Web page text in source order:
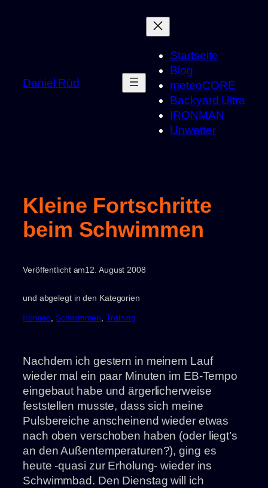
Daniel Rüd
Startseite
Blog
meteoCORE
Backyard Ultra
IRONMAN
Unwetter
Kleine Fortschritte
beim Schwimmen
Veröffentlicht am12. August 2008
und abgelegt in den Kategorien
Ironseo , Schwimmen , Training
Nachdem ich gestern in meinem Lauf
wieder mal ein paar Minuten im EB-Tempo
eingebaut habe und ärgerlicherweise
feststellen musste, dass sich meine
Pulsbereiche anscheinend wieder etwas
nach oben verschoben haben (oder liegt’s
an den Außentemperaturen?), ging es
heute -quasi zur Erholung- wieder ins
Schwimmbad. Den Dienstag will ich